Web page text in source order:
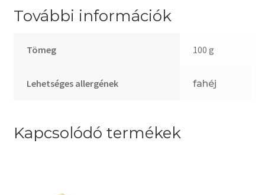
További információk
Tömeg 100 g
Lehetséges allergének fahéj
Kapcsolódó termékek